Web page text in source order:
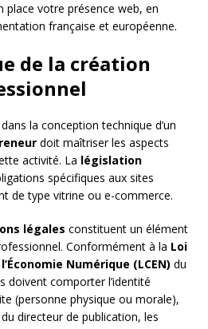
votre présence web, en
française et européenne.
de la création
la conception technique d’un
doit maîtriser les aspects
activité. La législation
spécifiques aux sites
de type vitrine ou e-commerce.
légales constituent un élément
Conformément à la Loi
Numérique (LCEN) du
doivent comporter l’identité
(personne physique ou morale),
directeur de publication, les